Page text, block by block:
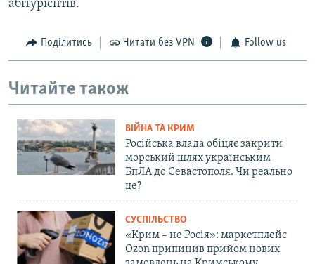
абітурієнтів.
Поділитись Читати без VPN Follow us
Читайте також
ВІЙНА ТА КРИМ
Російська влада обіцяє закрити
морський шлях українським
БпЛА до Севастополя. Чи реально
це?
СУСПІЛЬСТВО
«Крим – не Росія»: маркетплейс
Ozon припинив прийом нових